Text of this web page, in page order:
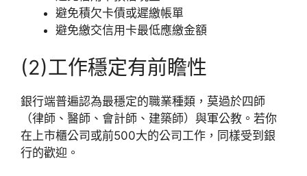
避免積欠卡債或遲繳帳單
避免繳交信用卡最低應繳金額
(2)工作穩定有前瞻性
銀行端普遍認為最穩定的職業種類，莫過於四師
（律師、醫師、會計師、建築師）與軍公教。若你
在上市櫃公司或前500大的公司工作，同樣受到銀
行的歡迎。